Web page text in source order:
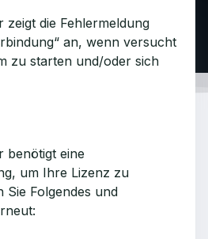
zeigt die Fehlermeldung
an, wenn versucht
zu starten und/oder sich
benötigt eine
um Ihre Lizenz zu
Folgendes und